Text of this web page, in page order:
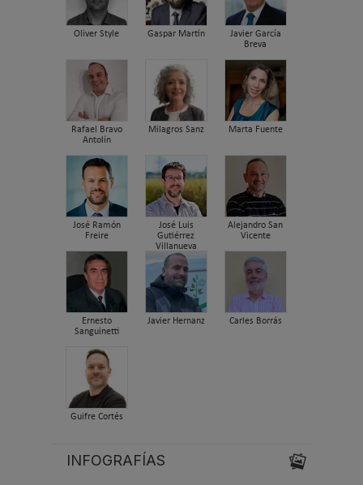
Oliver Style Gaspar Martín
Javier García
Breva
Rafael Bravo
Antolín
Milagros Sanz Marta Fuente
José Ramón
Freire
José Luis
Gutiérrez
Villanueva
Alejandro San
Vicente
Ernesto
Sanguinetti
Javier Hernanz Carles Borrás
Guifre Cortés
INFOGRAFÍAS